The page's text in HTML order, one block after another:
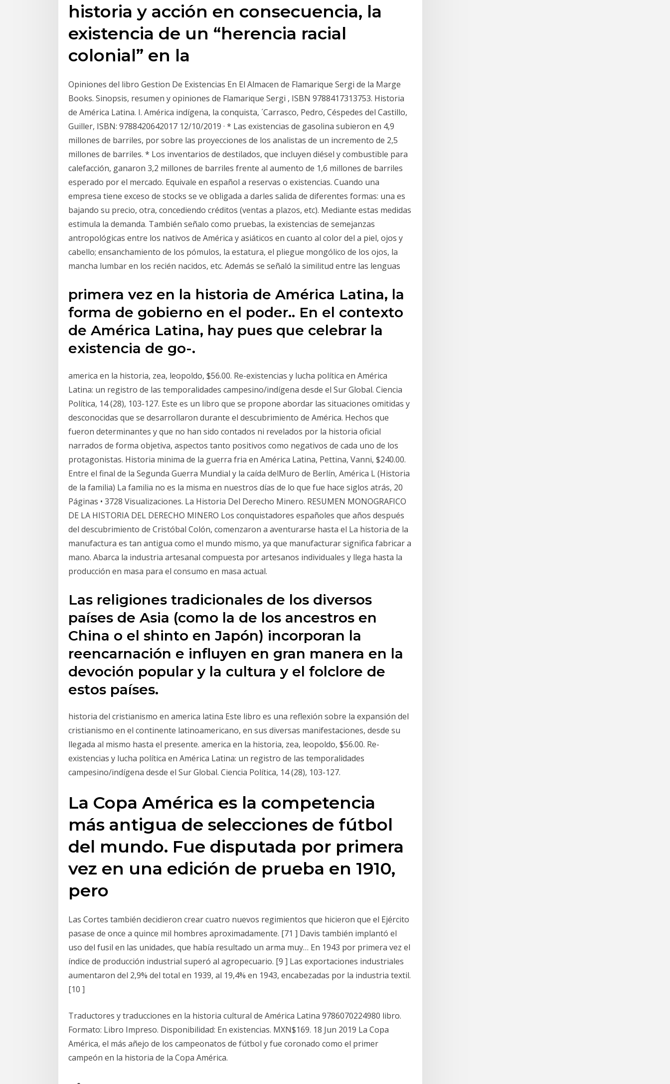
historia y acción en consecuencia, la
existencia de un “herencia racial
colonial” en la
Opiniones del libro Gestion De Existencias En El Almacen de Flamarique Sergi de la Marge
Books. Sinopsis, resumen y opiniones de Flamarique Sergi , ISBN 9788417313753. Historia
de América Latina. I. América indígena, la conquista, ´Carrasco, Pedro, Céspedes del Castillo,
Guiller, ISBN: 9788420642017 12/10/2019 · * Las existencias de gasolina subieron en 4,9
millones de barriles, por sobre las proyecciones de los analistas de un incremento de 2,5
millones de barriles. * Los inventarios de destilados, que incluyen diésel y combustible para
calefacción, ganaron 3,2 millones de barriles frente al aumento de 1,6 millones de barriles
esperado por el mercado. Equivale en español a reservas o existencias. Cuando una
empresa tiene exceso de stocks se ve obligada a darles salida de diferentes formas: una es
bajando su precio, otra, concediendo créditos (ventas a plazos, etc). Mediante estas medidas
estimula la demanda. También señalo como pruebas, la existencias de semejanzas
antropológicas entre los nativos de América y asiáticos en cuanto al color del a piel, ojos y
cabello; ensanchamiento de los pómulos, la estatura, el pliegue mongólico de los ojos, la
mancha lumbar en los recién nacidos, etc. Además se señaló la similitud entre las lenguas
primera vez en la historia de América Latina, la
forma de gobierno en el poder.. En el contexto
de América Latina, hay pues que celebrar la
existencia de go-.
america en la historia, zea, leopoldo, $56.00. Re-existencias y lucha política en América
Latina: un registro de las temporalidades campesino/indígena desde el Sur Global. Ciencia
Política, 14 (28), 103-127. Este es un libro que se propone abordar las situaciones omitidas y
desconocidas que se desarrollaron durante el descubrimiento de América. Hechos que
fueron determinantes y que no han sido contados ni revelados por la historia oficial
narrados de forma objetiva, aspectos tanto positivos como negativos de cada uno de los
protagonistas. Historia minima de la guerra fria en América Latina, Pettina, Vanni, $240.00.
Entre el final de la Segunda Guerra Mundial y la caída delMuro de Berlín, América L (Historia
de la familia) La familia no es la misma en nuestros días de lo que fue hace siglos atrás, 20
Páginas • 3728 Visualizaciones. La Historia Del Derecho Minero. RESUMEN MONOGRAFICO
DE LA HISTORIA DEL DERECHO MINERO Los conquistadores españoles que años después
del descubrimiento de Cristóbal Colón, comenzaron a aventurarse hasta el La historia de la
manufactura es tan antigua como el mundo mismo, ya que manufacturar significa fabricar a
mano. Abarca la industria artesanal compuesta por artesanos individuales y llega hasta la
producción en masa para el consumo en masa actual.
Las religiones tradicionales de los diversos
países de Asia (como la de los ancestros en
China o el shinto en Japón) incorporan la
reencarnación e influyen en gran manera en la
devoción popular y la cultura y el folclore de
estos países.
historia del cristianismo en america latina Este libro es una reflexión sobre la expansión del
cristianismo en el continente latinoamericano, en sus diversas manifestaciones, desde su
llegada al mismo hasta el presente. america en la historia, zea, leopoldo, $56.00. Re-
existencias y lucha política en América Latina: un registro de las temporalidades
campesino/indígena desde el Sur Global. Ciencia Política, 14 (28), 103-127.
La Copa América es la competencia
más antigua de selecciones de fútbol
del mundo. Fue disputada por primera
vez en una edición de prueba en 1910,
pero
Las Cortes también decidieron crear cuatro nuevos regimientos que hicieron que el Ejército
pasase de once a quince mil hombres aproximadamente. [71 ] Davis también implantó el
uso del fusil en las unidades, que había resultado un arma muy… En 1943 por primera vez el
índice de producción industrial superó al agropecuario. [9 ] Las exportaciones industriales
aumentaron del 2,9% del total en 1939, al 19,4% en 1943, encabezadas por la industria textil.
[10 ]
Traductores y traducciones en la historia cultural de América Latina 9786070224980 libro.
Formato: Libro Impreso. Disponibilidad: En existencias. MXN$169. 18 Jun 2019 La Copa
América, el más añejo de los campeonatos de fútbol y fue coronado como el primer
campeón en la historia de la Copa América.